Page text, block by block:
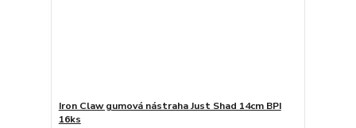
Iron Claw gumová nástraha Just Shad 14cm BPI
16ks